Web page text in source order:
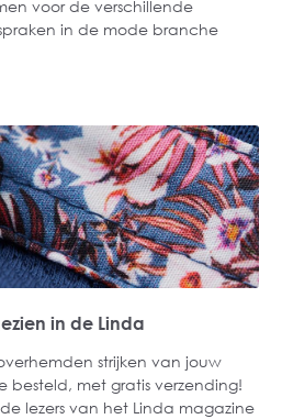
voor de verschillende
in de mode branche
in de Linda
strijken van jouw
besteld, met gratis verzending!
lezers van het Linda magazine